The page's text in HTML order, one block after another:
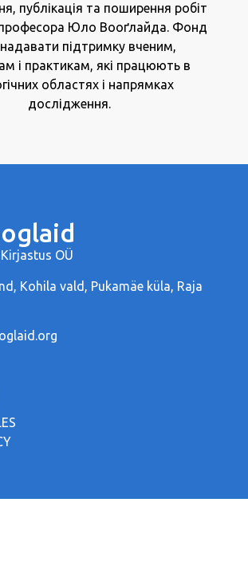
публікація та поширення робіт
Юло Вооґлайда. Фонд
підтримку вченим,
і практикам, які працюють в
областях і напрямках
дослідження.
OÜ
Kohila vald, Pukamäe küla, Raja